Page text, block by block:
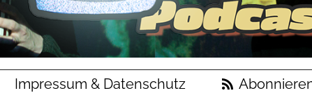
Impressum & Datenschutz